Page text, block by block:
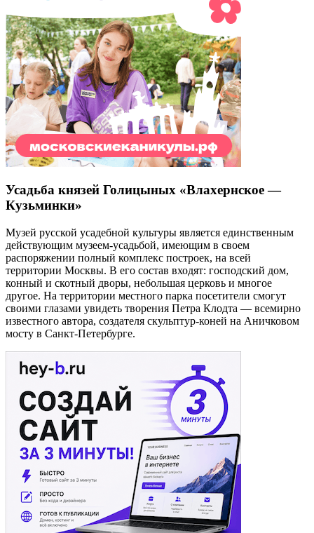
Усадьба князей Голицыных «Влахернское —
Кузьминки»
Музей русской усадебной культуры является единственным
действующим музеем-усадьбой, имеющим в своем
распоряжении полный комплекс построек, на всей
территории Москвы. В его состав входят: господский дом,
конный и скотный дворы, небольшая церковь и многое
другое. На территории местного парка посетители смогут
своими глазами увидеть творения Петра Клодта — всемирно
известного автора, создателя скульптур-коней на Аничковом
мосту в Санкт-Петербурге.